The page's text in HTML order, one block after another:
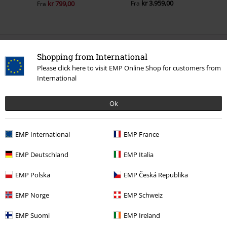
Shopping from International
Please click here to visit EMP Online Shop for customers from
International
Ok
EMP International EMP France
EMP Deutschland EMP Italia
EMP Polska EMP Česká Republika
EMP Norge EMP Schweiz
EMP Suomi EMP Ireland
Fra kr 799,00 Fra kr 3.959,00
0 Anmeldelse
Fortell oss hva du synes om "EMP Signature Collection".
Skriv anmeldelse